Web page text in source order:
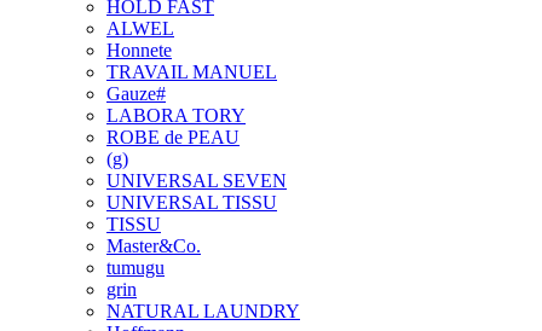
HOLD FAST
ALWEL
Honnete
TRAVAIL MANUEL
Gauze#
LABORA TORY
ROBE de PEAU
(g)
UNIVERSAL SEVEN
UNIVERSAL TISSU
TISSU
Master&Co.
tumugu
grin
NATURAL LAUNDRY